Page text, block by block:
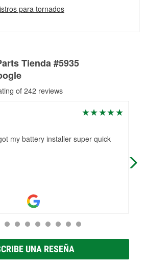
el Programa de Préstamo de
o discos para determinar si pueden
Si tus tambores o discos no
correctas para tu reparación.
para tornados
Tienda #5935
of 242 reviews
my battery installer super quick
UNA RESEÑA